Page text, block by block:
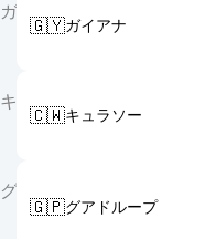
ガ
🇬🇾ガイアナ
キ
🇨🇼キュラソー
グ
🇬🇵グアドループ